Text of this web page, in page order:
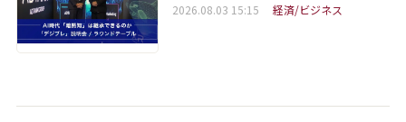
2026.08.03 15:15 経済/ビジネス